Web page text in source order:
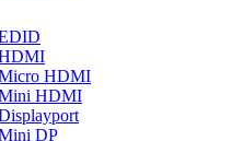
HDMI
HDMI
DP